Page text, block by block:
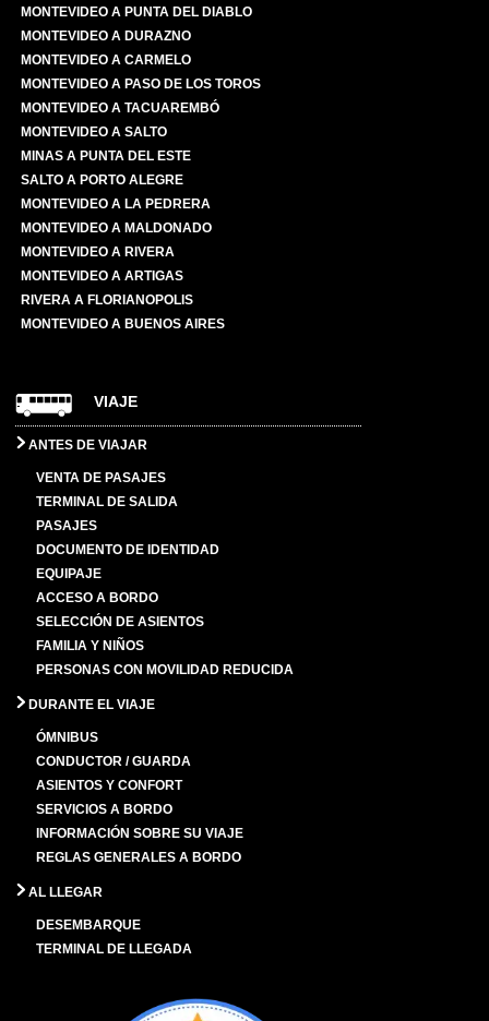
MONTEVIDEO A PUNTA DEL DIABLO
MONTEVIDEO A DURAZNO
MONTEVIDEO A CARMELO
MONTEVIDEO A PASO DE LOS TOROS
MONTEVIDEO A TACUAREMBÓ
MONTEVIDEO A SALTO
MINAS A PUNTA DEL ESTE
SALTO A PORTO ALEGRE
MONTEVIDEO A LA PEDRERA
MONTEVIDEO A MALDONADO
MONTEVIDEO A RIVERA
MONTEVIDEO A ARTIGAS
RIVERA A FLORIANOPOLIS
MONTEVIDEO A BUENOS AIRES
VIAJE
ANTES DE VIAJAR
VENTA DE PASAJES
TERMINAL DE SALIDA
PASAJES
DOCUMENTO DE IDENTIDAD
EQUIPAJE
ACCESO A BORDO
SELECCIÓN DE ASIENTOS
FAMILIA Y NIÑOS
PERSONAS CON MOVILIDAD REDUCIDA
DURANTE EL VIAJE
ÓMNIBUS
CONDUCTOR / GUARDA
ASIENTOS Y CONFORT
SERVICIOS A BORDO
INFORMACIÓN SOBRE SU VIAJE
REGLAS GENERALES A BORDO
AL LLEGAR
DESEMBARQUE
TERMINAL DE LLEGADA